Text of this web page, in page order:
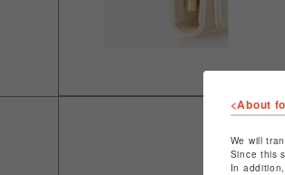
<About
We will
Since this
In